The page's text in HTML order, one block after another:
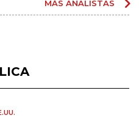
MÁS ANALISTAS